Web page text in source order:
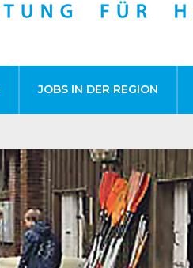
JOBS IN DER REGION